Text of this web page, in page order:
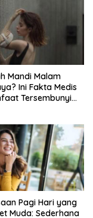
Mandi Malam
Ini Fakta Medis
Tersembunyi
Pagi Hari yang
Muda: Sederhana